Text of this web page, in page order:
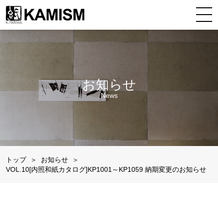
お知らせ
News
トップ
お知らせ
VOL.10[内照和紙カタログ]KP1001～KP1059 納期変更のお知らせ